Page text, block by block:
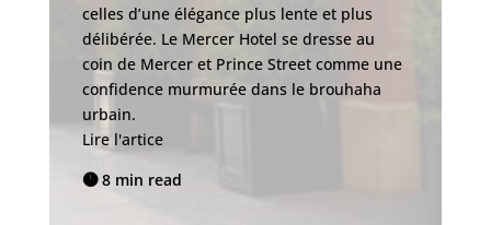
celles d’une élégance plus lente et plus
délibérée. Le Mercer Hotel se dresse au
coin de Mercer et Prince Street comme une
confidence murmurée dans le brouhaha
urbain.
Lire l'artice
 8 min read